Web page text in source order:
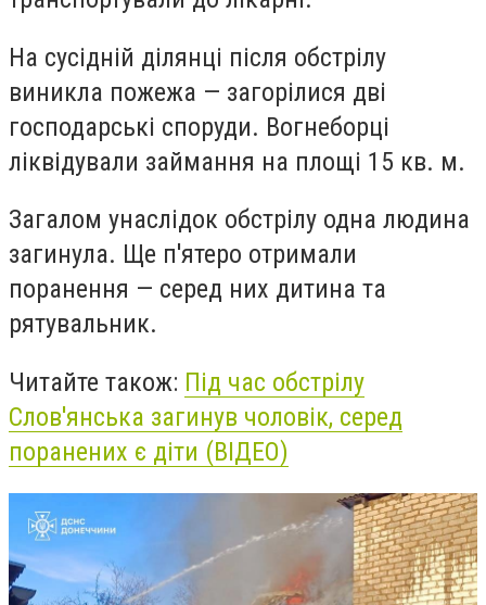
На сусідній ділянці після обстрілу
виникла пожежа — загорілися дві
господарські споруди. Вогнеборці
ліквідували займання на площі 15 кв. м.
Загалом унаслідок обстрілу одна людина
загинула. Ще п'ятеро отримали
поранення — серед них дитина та
рятувальник.
Читайте також: Під час обстрілу
Слов'янська загинув чоловік, серед
поранених є діти (ВІДЕО)